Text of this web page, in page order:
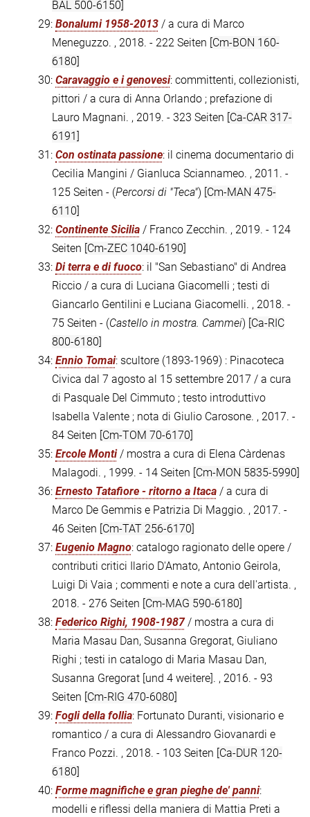
BAL 500-6150]
29: Bonalumi 1958-2013 / a cura di Marco
Meneguzzo. , 2018. - 222 Seiten [Cm-BON 160-
6180]
30: Caravaggio e i genovesi: committenti, collezionisti,
pittori / a cura di Anna Orlando ; prefazione di
Lauro Magnani. , 2019. - 323 Seiten [Ca-CAR 317-
6191]
31: Con ostinata passione: il cinema documentario di
Cecilia Mangini / Gianluca Sciannameo. , 2011. -
125 Seiten - (Percorsi di "Teca") [Cm-MAN 475-
6110]
32: Continente Sicilia / Franco Zecchin. , 2019. - 124
Seiten [Cm-ZEC 1040-6190]
33: Di terra e di fuoco: il "San Sebastiano" di Andrea
Riccio / a cura di Luciana Giacomelli ; testi di
Giancarlo Gentilini e Luciana Giacomelli. , 2018. -
75 Seiten - (Castello in mostra. Cammei) [Ca-RIC
800-6180]
34: Ennio Tomai: scultore (1893-1969) : Pinacoteca
Civica dal 7 agosto al 15 settembre 2017 / a cura
di Pasquale Del Cimmuto ; testo introduttivo
Isabella Valente ; nota di Giulio Carosone. , 2017. -
84 Seiten [Cm-TOM 70-6170]
35: Ercole Monti/ mostra a cura di Elena Càrdenas
Malagodi. , 1999. - 14 Seiten [Cm-MON 5835-5990]
36: Ernesto Tatafiore - ritorno a Itaca / a cura di
Marco De Gemmis e Patrizia Di Maggio. , 2017. -
46 Seiten [Cm-TAT 256-6170]
37: Eugenio Magno: catalogo ragionato delle opere /
contributi critici Ilario D'Amato, Antonio Geirola,
Luigi Di Vaia ; commenti e note a cura dell'artista. ,
2018. - 276 Seiten [Cm-MAG 590-6180]
38: Federico Righi, 1908-1987/ mostra a cura di
Maria Masau Dan, Susanna Gregorat, Giuliano
Righi ; testi in catalogo di Maria Masau Dan,
Susanna Gregorat [und 4 weitere]. , 2016. - 93
Seiten [Cm-RIG 470-6080]
39: Fogli della follia: Fortunato Duranti, visionario e
romantico / a cura di Alessandro Giovanardi e
Franco Pozzi. , 2018. - 103 Seiten [Ca-DUR 120-
6180]
40: Forme magnifiche e gran pieghe de' panni:
modelli e riflessi della maniera di Mattia Preti a